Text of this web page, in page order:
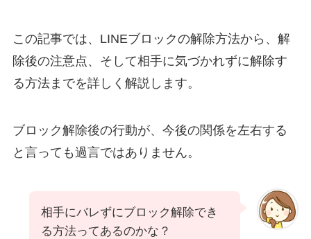
この記事では、LINEブロックの解除方法から、解
除後の注意点、そして相手に気づかれずに解除す
る方法までを詳しく解説します。
ブロック解除後の行動が、今後の関係を左右する
と言っても過言ではありません。
相手にバレずにブロック解除でき
る方法ってあるのかな？